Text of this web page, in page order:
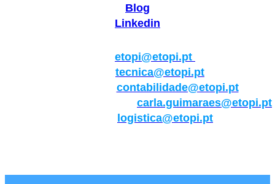
Blog
Linkedin
etopi@etopi.pt
tecnica@etopi.pt
contabilidade@etopi.pt
carla.guimaraes@etopi.pt
logistica@etopi.pt